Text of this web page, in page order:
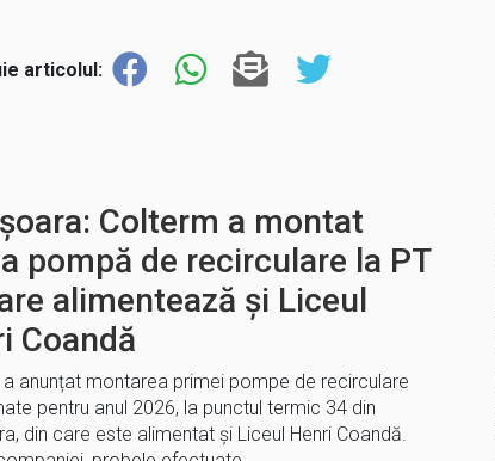
articolul:
Colterm a montat
pompă de recirculare la PT
alimentează și Liceul
Coandă
anunțat montarea primei pompe de recirculare
pentru anul 2026, la punctul termic 34 din
din care este alimentat și Liceul Henri Coandă.